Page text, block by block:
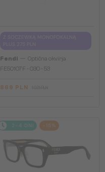
Fendi
Optična okvirja
FE50107F - 030 - 53
869 PLN
2-4 DNI -15%